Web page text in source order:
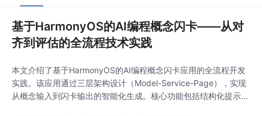
基于HarmonyOS的AI编程概念闪卡——从对
齐到评估的全流程技术实践
本文介绍了基于HarmonyOS的AI编程概念闪卡应用的全流程开发
实践。该应用通过三层架构设计（Model-Service-Page），实现
从概念输入到闪卡输出的智能化生成。核心功能包括结构化提示词